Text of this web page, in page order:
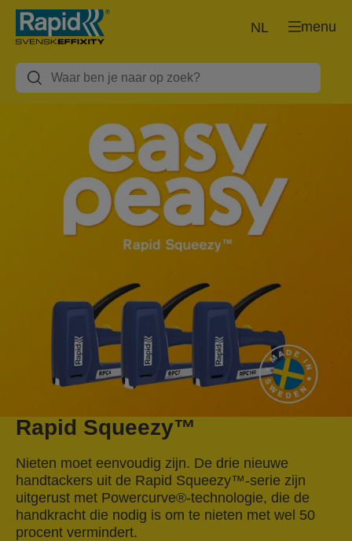
menu
NL
Rapid Squeezy™
Nieten moet eenvoudig zijn. De drie nieuwe
handtackers uit de Rapid Squeezy™-serie zijn
uitgerust met Powercurve®-technologie, die de
handkracht die nodig is om te nieten met wel 50
procent vermindert.